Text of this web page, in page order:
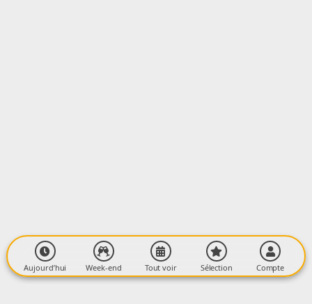
Aujourd’hui Week-end Tout voir Sélection Compte